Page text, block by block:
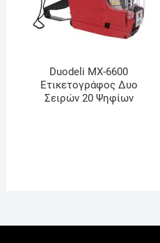
Duodeli MX-6600
Ετικετογράφος Δυο
Σειρών 20 Ψηφίων